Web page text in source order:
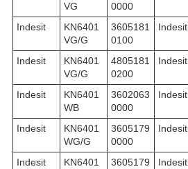
VG
0000
Indesit
KN6401
VG/G
3605181
0100
Indesit
Indesit
KN6401
VG/G
4805181
0200
Indesit
Indesit
KN6401
WB
3602063
0000
Indesit
Indesit
KN6401
WG/G
3605179
0000
Indesit
Indesit
KN6401
3605179
Indesit